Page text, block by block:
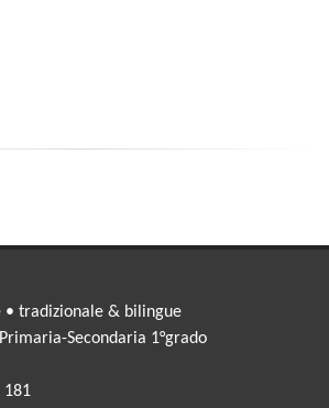
• tradizionale & bilingue
Secondaria 1°grado
181